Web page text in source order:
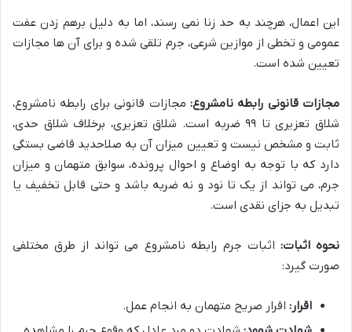
این اعمال، هرچند به حد زنا نمی رسند، اما به دلیل برهم زدن عفت
عمومی و تخطی از موازین شرعی، جرم تلقی شده و برای آن ها مجازات
تعیین شده است.
مجازات قانونی رابطه نامشروع: مجازات قانونی برای رابطه نامشروع،
شلاق تعزیری تا ۹۹ ضربه است. شلاق تعزیری، برخلاف شلاق حدی،
ثابت و مشخص نیست و تعیین میزان آن به صلاحدید قاضی بستگی
دارد که با توجه به اوضاع و احوال پرونده، سوابق متهمان و میزان
جرم، می تواند از یک تا نود و نه ضربه باشد و حتی قابل تخفیف یا
تبدیل به جزای نقدی است.
نحوه اثبات: اثبات جرم رابطه نامشروع می تواند از طرق مختلفی
صورت گیرد:
اقرار: اقرار صریح متهمان به انجام عمل.